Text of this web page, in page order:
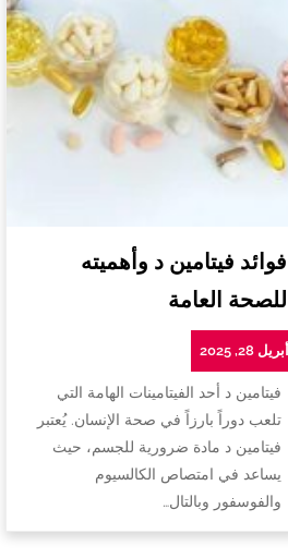
فوائد فيتامين د وأهميته
للصحة العامة
أبريل 28, 2025
فيتامين د أحد الفيتامينات الهامة التي
تلعب دوراً بارزاً في صحة الإنسان. يُعتبر
فيتامين د مادة ضرورية للجسم، حيث
يساعد في امتصاص الكالسيوم
والفوسفور وبالتال…